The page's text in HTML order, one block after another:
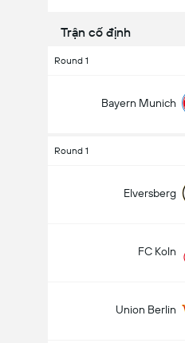
Trận cố định
Round 1
Bayern Munich
Round 1
Elversberg
FC Koln
Union Berlin
Tổng bàn thắng